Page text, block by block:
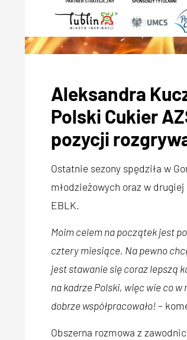
Aleksandra
Polski Cukier
pozycji
Ostatnie sezony spędziła w
młodzieżowych oraz w
EBLK.
Moim celem na początek jest
cztery miesiące. Na pewno
jest stawanie się coraz lepszą
na kadrze Polski, więc wie co
dobrze współpracowało!–
Obszerna rozmowa z